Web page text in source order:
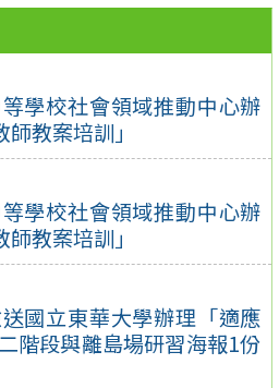
學校社會領域推動中心辦
教案培訓」
學校社會領域推動中心辦
教案培訓」
國立東華大學辦理「適應
階段與離島場研習海報1份